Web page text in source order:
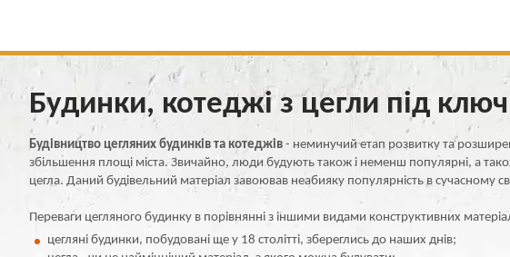
Будинки, котеджі з цегли під
Будівництво цегляних будинків та котеджів - неминучий етап розвитку та
збільшення площі міста. Звичайно, люди будують також і неменш популярні, а
цегла. Даний будівельний матеріал завоював неабияку популярність в сучасному
Переваги цегляного будинку в порівнянні з іншими видами конструктивних
цегляні будинки, побудовані ще у 18 столітті, збереглись до наших днів;